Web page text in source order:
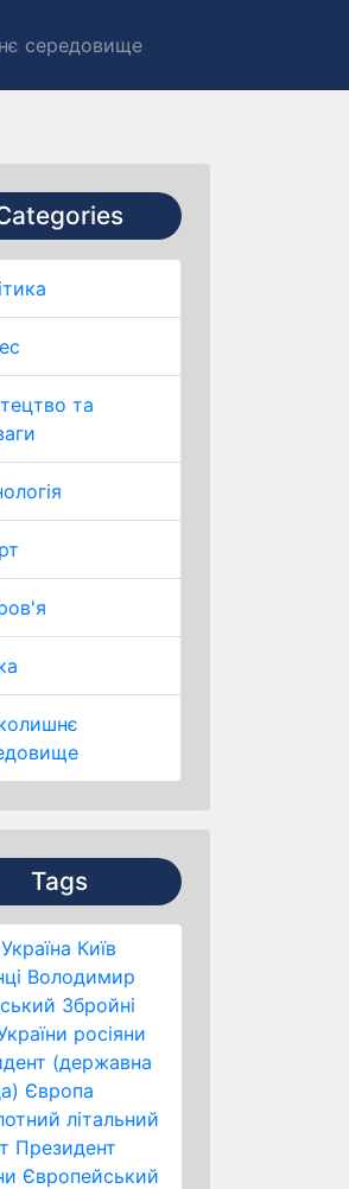
середовище
та
Tags
Україна Київ
Володимир
Збройні
росіяни
(державна
Європа
літальний
Президент
Європейський